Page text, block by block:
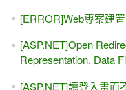
[ERROR]Web專案建
[ASP.NET]Open
Representation, Data
[ASP.NET]讓登入畫面